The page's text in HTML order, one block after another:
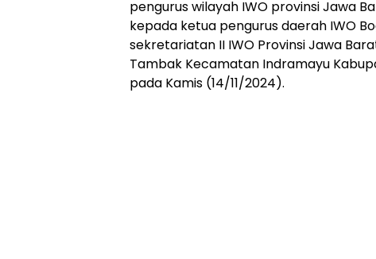
pengurus wilayah IWO provinsi Jawa
kepada ketua pengurus daerah IWO
sekretariatan II IWO Provinsi Jawa
Tambak Kecamatan Indramayu
pada Kamis (14/11/2024).